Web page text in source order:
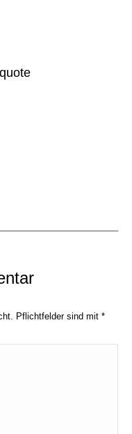
Pflichtfelder sind mit *